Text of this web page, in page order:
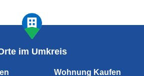
im Umkreis
Wohnung Kaufen